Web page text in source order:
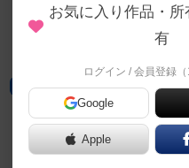
タウンロクロクで遊ぶことができ
55店登録されています。公開プロ
トでログインすると、同じ都道府
ボードゲームカフェ
ボードゲー
神奈川県横浜市
お気に入り作品・
有
ログイン / 会員登録（
Google
Apple